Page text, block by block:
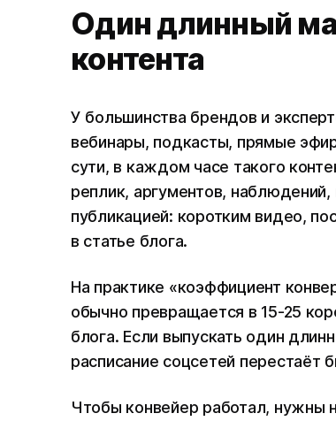
Один длинный
контента
У большинства брендов и
вебинары, подкасты, прямые
сути, в каждом часе такого
реплик, аргументов,
публикацией: коротким видео,
в статье блога.
На практике «коэффициент
обычно превращается в 15-25
блога. Если выпускать один
расписание соцсетей перестаёт
Чтобы конвейер работал, нужны